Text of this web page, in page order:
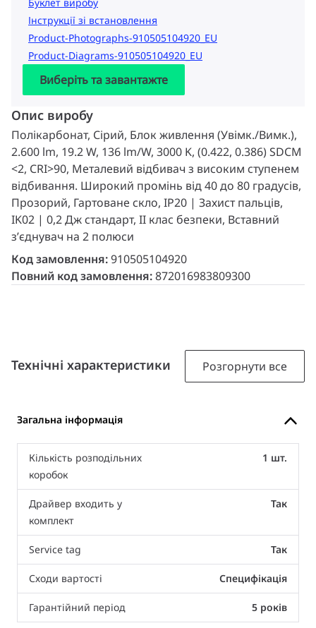
Інструкції зі встановлення
Product-Photographs-910505104920_EU
Product-Diagrams-910505104920_EU
Виберіть та завантажте
Опис виробу
Полікарбонат, Сірий, Блок живлення (Увімк./Вимк.),
2.600 lm, 19.2 W, 136 lm/W, 3000 K, (0.422, 0.386) SDCM
<2, CRI>90, Металевий відбивач з високим ступенем
відбивання. Широкий промінь від 40 до 80 градусів,
Прозорий, Гартоване скло, IP20 | Захист пальців,
IK02 | 0,2 Дж стандарт, II клас безпеки, Вставний
з’єднувач на 2 полюси
Код замовлення:910505104920
Повний код замовлення:872016983809300
Технічні характеристики Розгорнути все
Загальна інформація
Кількість розподільних
коробок
1 шт.
Драйвер входить у
комплект
Так
Service tag Так
Сходи вартості Специфікація
Гарантійний період 5 років